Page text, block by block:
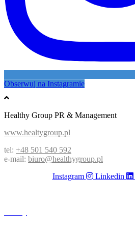
Obserwuj na Instagramie
Healthy Group PR & Management
www.healtygroup.pl
tel: +48 501 540 592
e-mail: biuro@healthygroup.pl
Instagram
Linkedin